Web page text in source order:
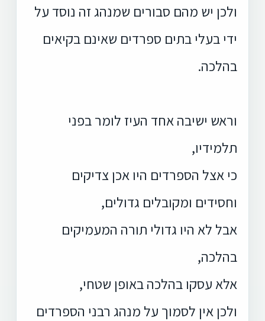
ולכן יש מהם סבורים שמנהג זה נוסד על
ידי בעלי בתים ספרדים שאינם בקיאים
בהלכה.
וראש ישיבה אחד העיז לומר בפני
תלמידיו,
כי אצל הספרדים היו אכן צדיקים
וחסידים ומקובלים גדולים,
אבל לא היו גדולי תורה המעמיקים
בהלכה,
אלא עסקו בהלכה באופן שטחי,
ולכן אין לסמוך על מנהג רבני הספרדים